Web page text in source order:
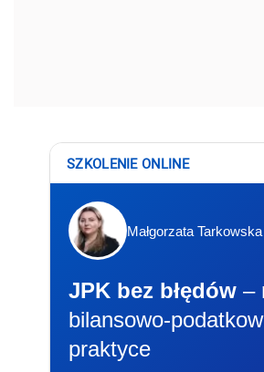
SZKOLENIE ONLINE
Małgorzata Tarkowska
JPK bez błędów –
bilansowo-
praktyce